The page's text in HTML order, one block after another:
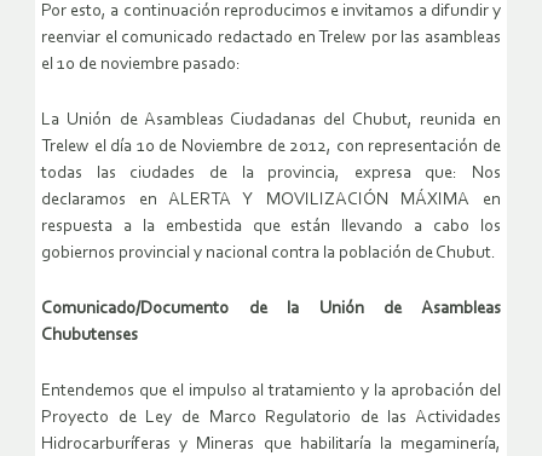
Por esto, a continuación reproducimos e invitamos a difundir y
reenviar el comunicado redactado en Trelew por las asambleas
el 10 de noviembre pasado:
La Unión de Asambleas Ciudadanas del Chubut, reunida en
Trelew el día 10 de Noviembre de 2012, con representación de
todas las ciudades de la provincia, expresa que: Nos
declaramos en ALERTA Y MOVILIZACIÓN MÁXIMA en
respuesta a la embestida que están llevando a cabo los
gobiernos provincial y nacional contra la población de Chubut.
Comunicado/Documento de la Unión de Asambleas
Chubutenses
Entendemos que el impulso al tratamiento y la aprobación del
Proyecto de Ley de Marco Regulatorio de las Actividades
Hidrocarburíferas y Mineras que habilitaría la megaminería,